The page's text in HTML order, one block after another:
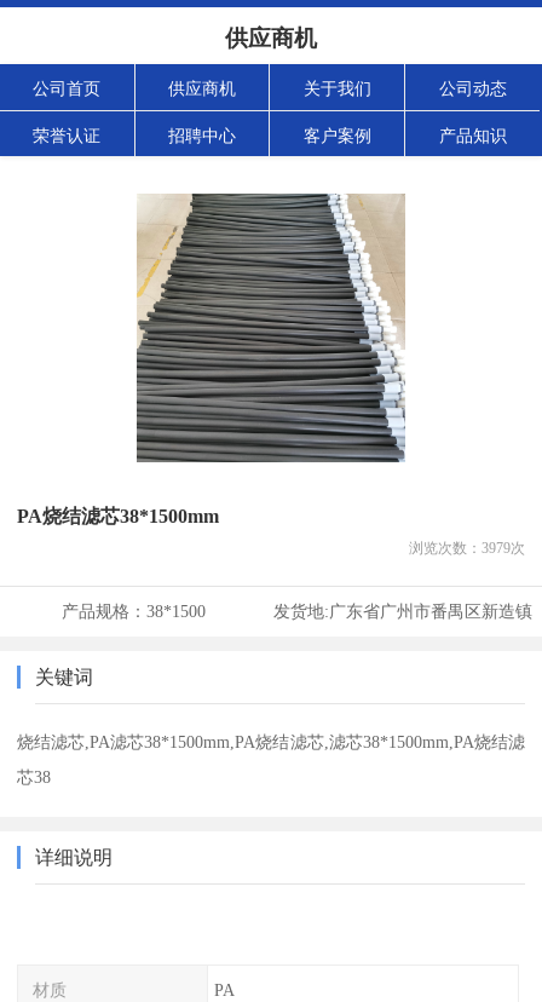
供应商机
公司首页 供应商机 关于我们 公司动态
荣誉认证 招聘中心 客户案例 产品知识
PA烧结滤芯38*1500mm
浏览次数： 3979次
产品规格：38*1500 发货地:广东省广州市番禺区新造镇
关键词
烧结滤芯,PA滤芯38*1500mm,PA烧结滤芯,滤芯38*1500mm,PA烧结滤
芯38
详细说明
材质 PA